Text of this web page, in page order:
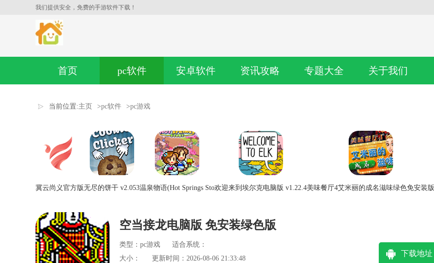
我们提供安全，免费的手游软件下载！
首页 pc软件 安卓软件 资讯攻略 专题大全 关于我们
当前位置:主页 >pc软件 >pc游戏
冀云尚义官方版无尽的饼干 v2.053温泉物语(Hot Springs Sto欢迎来到埃尔克电脑版 v1.22.4美味餐厅4艾米丽的成名滋味绿色免安装版
空当接龙电脑版 免安装绿色版
类型：pc游戏
适合系统：
大小：
更新时间：2026-08-06 21:33:48
下载地址